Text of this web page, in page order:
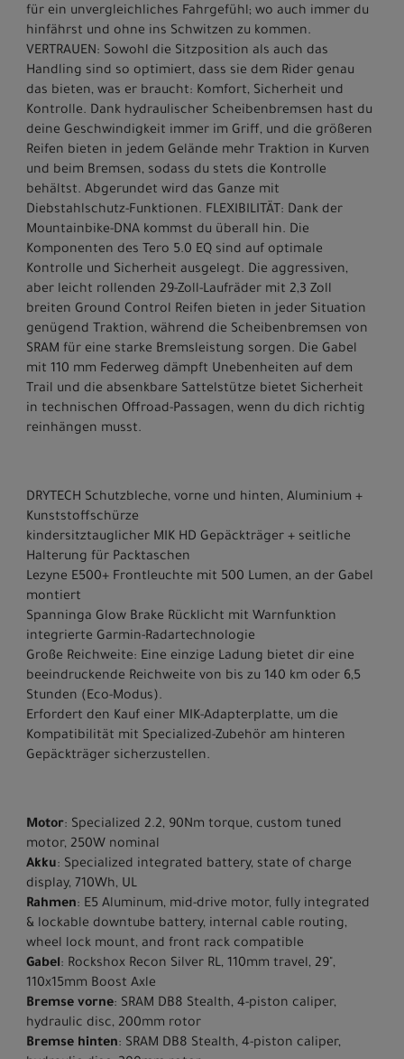
für ein unvergleichliches Fahrgefühl; wo auch immer du
hinfährst und ohne ins Schwitzen zu kommen.
VERTRAUEN: Sowohl die Sitzposition als auch das
Handling sind so optimiert, dass sie dem Rider genau
das bieten, was er braucht: Komfort, Sicherheit und
Kontrolle. Dank hydraulischer Scheibenbremsen hast du
deine Geschwindigkeit immer im Griff, und die größeren
Reifen bieten in jedem Gelände mehr Traktion in Kurven
und beim Bremsen, sodass du stets die Kontrolle
behältst. Abgerundet wird das Ganze mit
Diebstahlschutz-Funktionen. FLEXIBILITÄT: Dank der
Mountainbike-DNA kommst du überall hin. Die
Komponenten des Tero 5.0 EQ sind auf optimale
Kontrolle und Sicherheit ausgelegt. Die aggressiven,
aber leicht rollenden 29-Zoll-Laufräder mit 2,3 Zoll
breiten Ground Control Reifen bieten in jeder Situation
genügend Traktion, während die Scheibenbremsen von
SRAM für eine starke Bremsleistung sorgen. Die Gabel
mit 110 mm Federweg dämpft Unebenheiten auf dem
Trail und die absenkbare Sattelstütze bietet Sicherheit
in technischen Offroad-Passagen, wenn du dich richtig
reinhängen musst.
DRYTECH Schutzbleche, vorne und hinten, Aluminium +
Kunststoffschürze
kindersitztauglicher MIK HD Gepäckträger + seitliche
Halterung für Packtaschen
Lezyne E500+ Frontleuchte mit 500 Lumen, an der Gabel
montiert
Spanninga Glow Brake Rücklicht mit Warnfunktion
integrierte Garmin-Radartechnologie
Große Reichweite: Eine einzige Ladung bietet dir eine
beeindruckende Reichweite von bis zu 140 km oder 6,5
Stunden (Eco-Modus).
Erfordert den Kauf einer MIK-Adapterplatte, um die
Kompatibilität mit Specialized-Zubehör am hinteren
Gepäckträger sicherzustellen.
Motor: Specialized 2.2, 90Nm torque, custom tuned
motor, 250W nominal
Akku: Specialized integrated battery, state of charge
display, 710Wh, UL
Rahmen: E5 Aluminum, mid-drive motor, fully integrated
& lockable downtube battery, internal cable routing,
wheel lock mount, and front rack compatible
Gabel: Rockshox Recon Silver RL, 110mm travel, 29",
110x15mm Boost Axle
Bremse vorne: SRAM DB8 Stealth, 4-piston caliper,
hydraulic disc, 200mm rotor
Bremse hinten: SRAM DB8 Stealth, 4-piston caliper,